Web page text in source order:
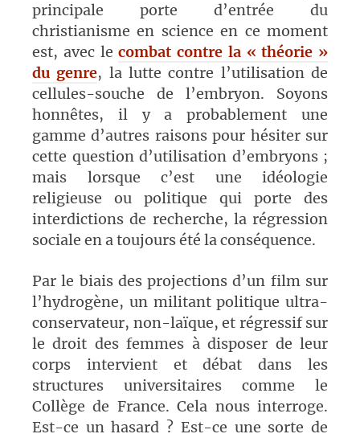
principale porte d’entrée du
christianisme en science en ce moment
est, avec lecombat contre la « théorie »
du genre, la lutte contre l’utilisation de
cellules-souche de l’embryon. Soyons
honnêtes, il y a probablement une
gamme d’autres raisons pour hésiter sur
cette question d’utilisation d’embryons ;
mais lorsque c’est une idéologie
religieuse ou politique qui porte des
interdictions de recherche, la régression
sociale en a toujours été la conséquence.
Par le biais des projections d’un film sur
l’hydrogène, un militant politique ultra-
conservateur, non-laïque, et régressif sur
le droit des femmes à disposer de leur
corps intervient et débat dans les
structures universitaires comme le
Collège de France. Cela nous interroge.
Est-ce un hasard ? Est-ce une sorte de